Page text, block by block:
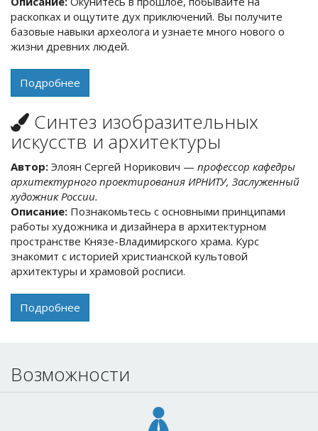
жизни древних людей.
Подробнее
Синтез изобразительных
искусств и архитектуры
Автор:Элоян Сергей Норикович —профессор кафедры
архитектурного проектирования ИРНИТУ, Заслуженный
художник России.
Описание:Познакомьтесь с основными принципами
работы художника и дизайнера в архитектурном
пространстве Князе-Владимирского храма. Курс
знакомит с историей христианской культовой
архитектуры и храмовой росписи.
Подробнее